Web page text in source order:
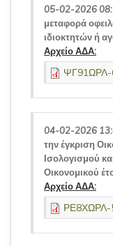
05-02-2026
μεταφορά
ιδιοκτητών ή
Αρχείο ΑΔΑ:
04-02-2026
την έγκριση
Ισολογισμού
Οικονομικού
Αρχείο ΑΔΑ:
ΡΕ8ΧΩΡΛ-